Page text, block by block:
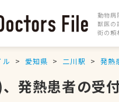
動物病
獣医の
街の
ル 愛知県 二川駅 発熱
発熱患者の受